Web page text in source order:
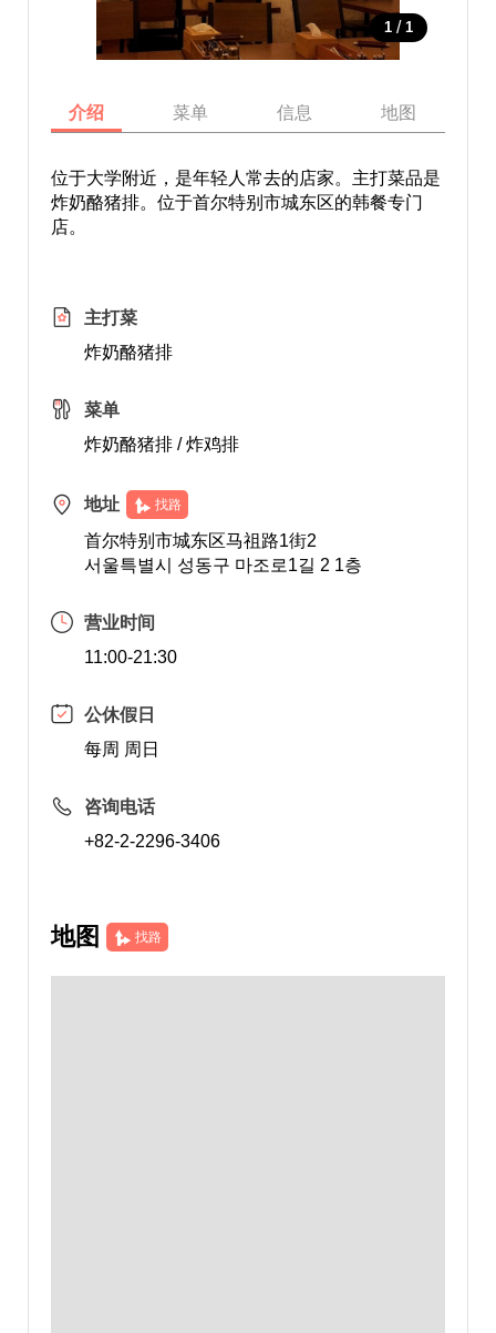
1 / 1
介绍 菜单 信息 地图
位于大学附近，是年轻人常去的店家。主打菜品是
炸奶酪猪排。位于首尔特别市城东区的韩餐专门
店。
主打菜
炸奶酪猪排
菜单
炸奶酪猪排 / 炸鸡排
地址 找路
首尔特别市城东区马祖路1街2
서울특별시 성동구 마조로1길 2 1층
营业时间
11:00-21:30
公休假日
每周 周日
咨询电话
+82-2-2296-3406
地图 找路